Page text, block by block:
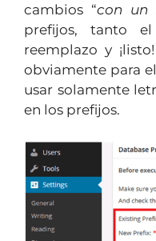
cambios “con un
prefijos, tanto
reemplazo y
obviamente para
usar solamente
en los prefijos.